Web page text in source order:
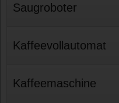
Saugroboter
Kaffeevollautomat
Kaffeemaschine